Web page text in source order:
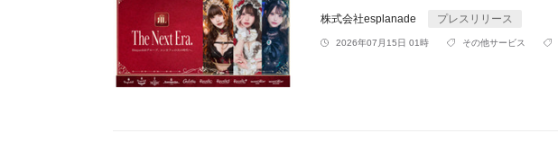
株式会社esplanade プレスリリース
2026年07月15日 01時 その他サービス